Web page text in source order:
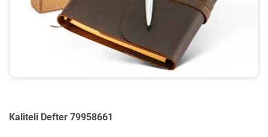
Kaliteli Defter 79958661